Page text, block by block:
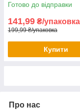
Готово до відправки
141,99 ₴/упаковка
199,99 ₴/упаковка
Купити
Про нас